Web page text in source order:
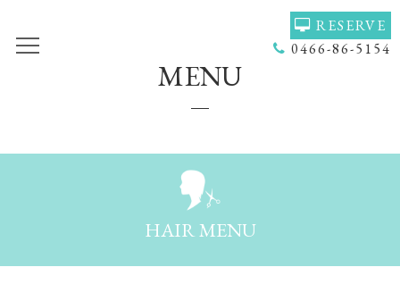
0466-86-5154
RESERVE
VOICE
MENU(HAIR) HAIR COLOR
COUPON
MENU
HAIR MENU